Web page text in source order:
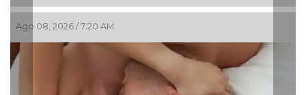
Ago 08, 2026 / 7:20 AM